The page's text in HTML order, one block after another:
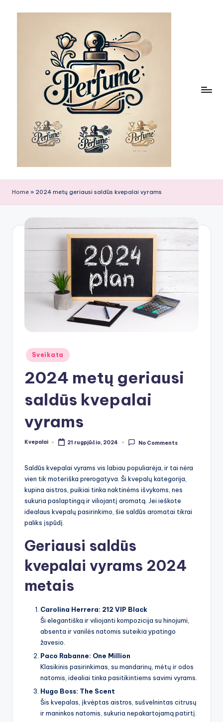
Home » 2024 metų geriausi saldūs kvepalai vyrams
Posted
in
Sveikata
2024 metų geriausi
saldūs kvepalai
vyrams
Posted
Kvepalai 21 rugpjūčio, 2024 No Comments
Saldūs kvepalai vyrams vis labiau populiarėja, ir tai nėra
vien tik moteriška prerogatyva. Ši kvepalų kategorija,
kupina aistros, puikiai tinka naktinėms išvykoms, nes
sukuria paslaptingą ir viliojantį aromatą. Jei ieškote
idealaus kvepalų pasirinkimo, šie saldūs aromatai tikrai
paliks įspūdį.
Geriausi saldūs
kvepalai vyrams 2024
metais
Carolina Herrera: 212 VIP Black
Ši elegantiška ir viliojanti kompozicija su hinojumi,
absenta ir vanilės natomis suteikia ypatingo
žavesio.
Paco Rabanne: One Million
Klasikinis pasirinkimas, su mandarinų, mėtų ir odos
natomis, idealiai tinka pasitikintiems savimi vyrams.
Hugo Boss: The Scent
Šis kvepalas, įkvėptas aistros, sušvelnintas citrusų
ir maninkos natomis, sukuria nepakartojamą patirtį.